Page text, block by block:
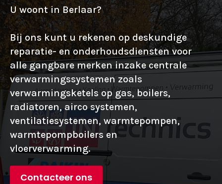
U woont in Berlaar?
Bij ons kunt u rekenen op deskundige
reparatie- en onderhoudsdiensten voor
alle gangbare merken inzake centrale
verwarmingssystemen zoals
verwarmingsketels op gas, boilers,
radiatoren, airco systemen,
ventilatiesystemen, warmtepompen,
warmtepompboilers en
vloerverwarming.
Contacteer ons